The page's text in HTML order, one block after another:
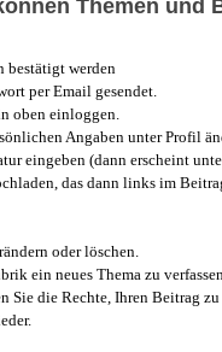
Themen und
bestätigt werden
per Email gesendet.
oben einloggen.
Angaben unter Profil
eingeben (dann erscheint
das dann links im
oder löschen.
ein neues Thema zu
Sie die Rechte, Ihren Beitrag